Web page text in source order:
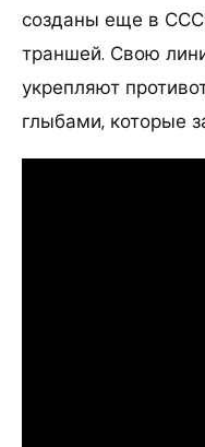
созданы еще в
траншей. Свою
укрепляют
глыбами, которые